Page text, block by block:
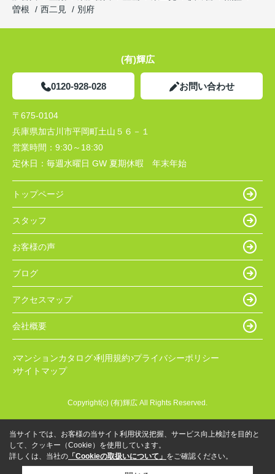
曽根
西二見 別府
(有)輝広
0120-928-028 お問い合わせ
〒675-0104
兵庫県加古川市平岡町土山５６－１
営業時間： 9:30～18:30
定休日： 毎週水曜日 GW 夏期休暇 年末年始
トップページ
スタッフ
お客様の声
ブログ
アクセスマップ
会社概要
マンションカタログ 利用規約 プライバシーポリシー
サイトマップ
Copyright(c) (有)輝広 All Rights Reserved.
当サイトでは、お客様の当サイト利用状況把握、サービス向上検討を目的と
して、クッキー（Cookie）を使用しています。
詳しくは、当社の 「Cookieの取扱いについて」 をご確認ください。